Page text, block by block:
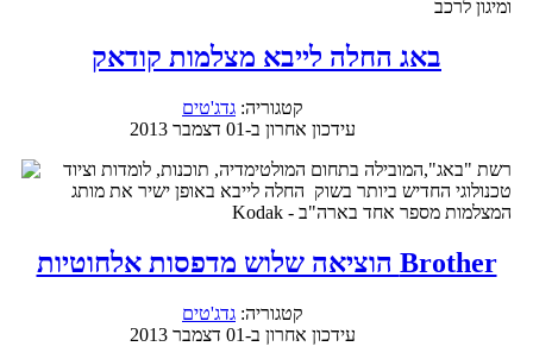
ומיגון לרכב
באג החלה לייבא מצלמות קודאק
קטגוריה: גדג'טים
עידכון אחרון ב-01 דצמבר 2013
רשת "באג",המובילה בתחום המולטימדיה, תוכנות, לומדות וציוד
טכנולוגי החדיש ביותר בשוק החלה לייבא באופן ישיר את מותג
המצלמות מספר אחד בארה"ב - Kodak
Brother הוציאה שלוש מדפסות אלחוטיות
קטגוריה: גדג'טים
עידכון אחרון ב-01 דצמבר 2013